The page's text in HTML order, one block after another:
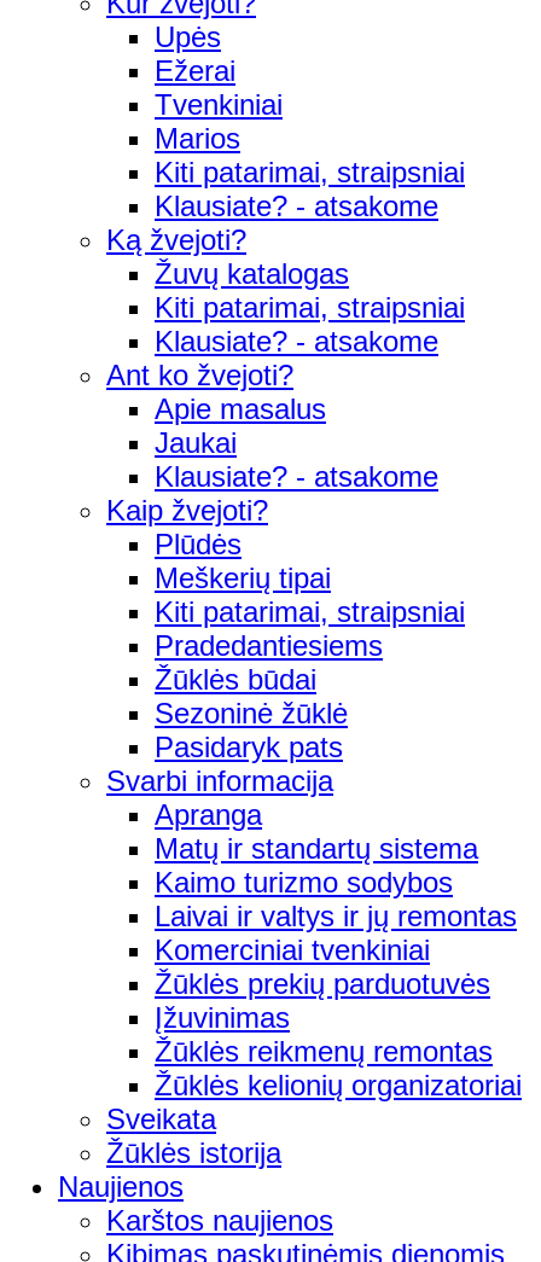
Upės
Ežerai
Tvenkiniai
Marios
Kiti patarimai, straipsniai
Klausiate? - atsakome
Ką žvejoti?
Žuvų katalogas
Kiti patarimai, straipsniai
Klausiate? - atsakome
Ant ko žvejoti?
Apie masalus
Jaukai
Klausiate? - atsakome
Kaip žvejoti?
Plūdės
Meškerių tipai
Kiti patarimai, straipsniai
Pradedantiesiems
Žūklės būdai
Sezoninė žūklė
Pasidaryk pats
Svarbi informacija
Apranga
Matų ir standartų sistema
Kaimo turizmo sodybos
Laivai ir valtys ir jų remontas
Komerciniai tvenkiniai
Žūklės prekių parduotuvės
Įžuvinimas
Žūklės reikmenų remontas
Žūklės kelionių organizatoriai
Sveikata
Žūklės istorija
Naujienos
Karštos naujienos
Kibimas paskutinėmis dienomis